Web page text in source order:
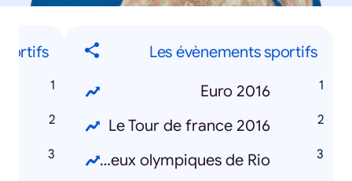
Les évènements sportifs
Euro 2016
Le Tour de france 2016
Les jeux olympiques de Rio